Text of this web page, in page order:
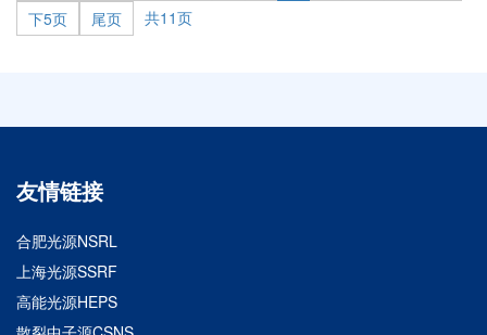
下5页
尾页 共11页
友情链接
合肥光源NSRL
上海光源SSRF
高能光源HEPS